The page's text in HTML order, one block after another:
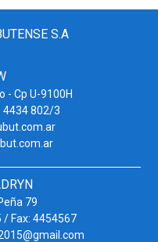
S.A
- Cp U-9100H
4434 802/3
79
/ Fax: 4454567